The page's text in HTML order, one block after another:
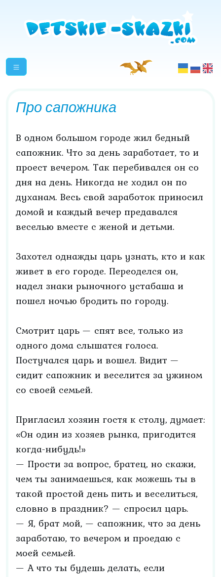
Про сапожника
В одном большом городе жил бедный
сапожник. Что за день заработает, то и
проест вечером. Так перебивался он со
дня на день. Никогда не ходил он по
духанам. Весь свой заработок приносил
домой и каждый вечер предавался
веселью вместе с женой и детьми.
Захотел однажды царь узнать, кто и как
живет в его городе. Переоделся он,
надел знаки рыночного устабаша и
пошел ночью бродить по городу.
Смотрит царь — спят все, только из
одного дома слышатся голоса.
Постучался царь и вошел. Видит —
сидит сапожник и веселится за ужином
со своей семьей.
Пригласил хозяин гостя к столу, думает:
«Он один из хозяев рынка, пригодится
когда-нибудь!»
— Прости за вопрос, братец, но скажи,
чем ты занимаешься, как можешь ты в
такой простой день пить и веселиться,
словно в праздник? — спросил царь.
— Я, брат мой, — сапожник, что за день
заработаю, то вечером и проедаю с
моей семьей.
— А что ты будешь делать, если